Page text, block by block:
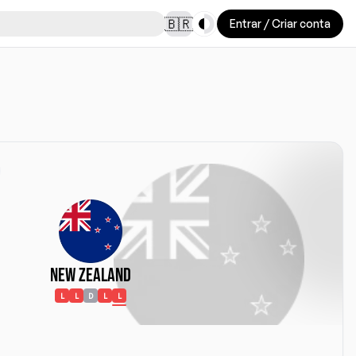
🇧🇷 Toggle theme
Entrar / Criar conta
New Zealand
L L D L L